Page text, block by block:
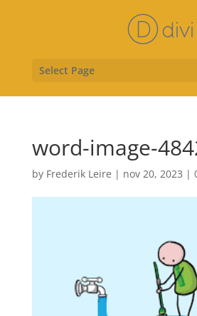
Select Page
word-image-
by Frederik Leire | nov 20, 2023 |